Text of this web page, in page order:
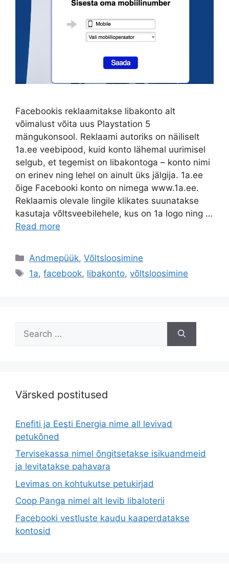
Facebookis reklaamitakse libakonto alt
võimalust võita uus Playstation 5
mängukonsool. Reklaami autoriks on näiliselt
1a.ee veebipood, kuid konto lähemal uurimisel
selgub, et tegemist on libakontoga – konto nimi
on erinev ning lehel on ainult üks jälgija. 1a.ee
õige Facebooki konto on nimega www.1a.ee.
Reklaamis olevale lingile klikates suunatakse
kasutaja võltsveebilehele, kus on 1a logo ning …
Read more
Categories
Andmepüük,Võltsloosimine
Tags
1a,facebook, libakonto,võltsloosimine
for:
Värsked postitused
Enefiti ja Eesti Energia nime all levivad
petukõned
Tervisekassa nimel õngitsetakse isikuandmeid
ja levitatakse pahavara
Levimas on kohtukutse petukirjad
Coop Panga nimel alt levib libaloterii
Facebooki vestluste kaudu kaaperdatakse
kontosid